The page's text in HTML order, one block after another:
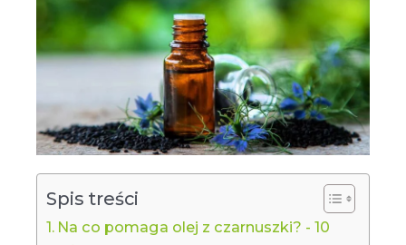
Spis treści
Na co pomaga olej z czarnuszki? - 10